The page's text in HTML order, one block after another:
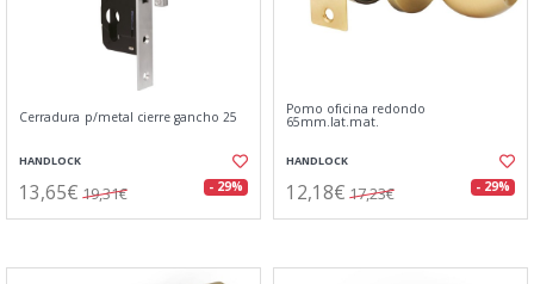
Cerradura p/metal cierre gancho 25
HANDLOCK
13,65€ 19,31€ - 29%
Pomo oficina redondo
65mm.lat.mat.
HANDLOCK
12,18€ 17,23€ - 29%